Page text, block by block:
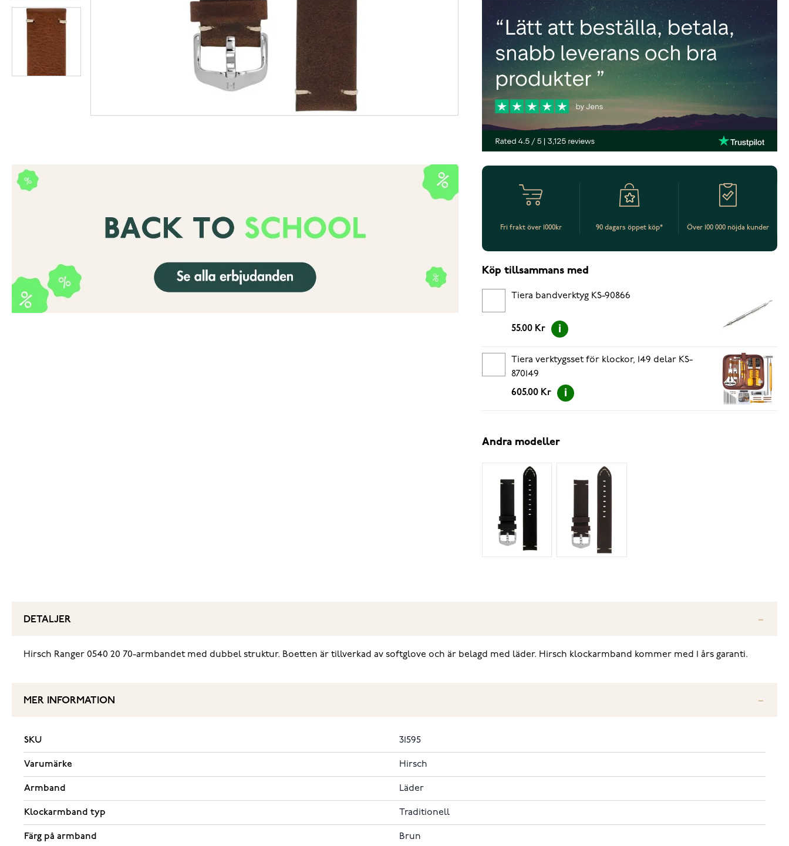
Fri frakt över 1000kr 90 dagars öppet köp* Över 100 000 nöjda kunder
Köp tillsammans med
Tiera bandverktyg KS-90866
55.00 Kr
Tiera verktygsset för klockor, 149 delar KS-
870149
605.00 Kr
Andra modeller
DETALJER
Hirsch Ranger 0540 20 70-armbandet med dubbel struktur. Boetten är tillverkad av softglove och är belagd med läder. Hirsch klockarmband kommer med 1 års garanti.
MER INFORMATION
SKU 31595
Varumärke Hirsch
Armband Läder
Klockarmband typ Traditionell
Färg på armband Brun